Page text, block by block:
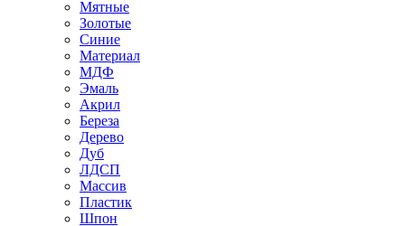
Мятные
Золотые
Синие
Материал
МДФ
Эмаль
Акрил
Береза
Дерево
Дуб
ЛДСП
Массив
Пластик
Шпон